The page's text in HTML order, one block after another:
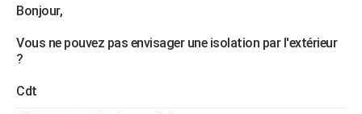
Bonjour,
Vous ne pouvez pas envisager une isolation par l'extérieur
?
Cdt